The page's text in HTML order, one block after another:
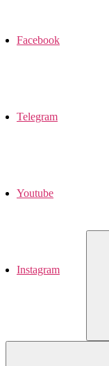
Facebook
Telegram
Youtube
Instagram